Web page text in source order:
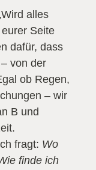
alles
Seite
dafür, dass
von der
ob Regen,
– wir
B und
fragt: Wo
finde ich